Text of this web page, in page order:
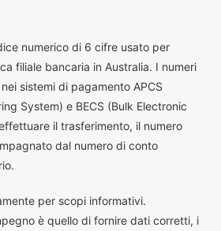
numerico di 6 cifre usato per
filiale bancaria in Australia. I numeri
sistemi di pagamento APCS
System) e BECS (Bulk Electronic
il trasferimento, il numero
dal numero di conto
per scopi informativi.
è quello di fornire dati corretti, i